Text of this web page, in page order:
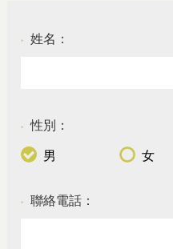
● 姓名：
● 性別：
男 女
● 聯絡電話：